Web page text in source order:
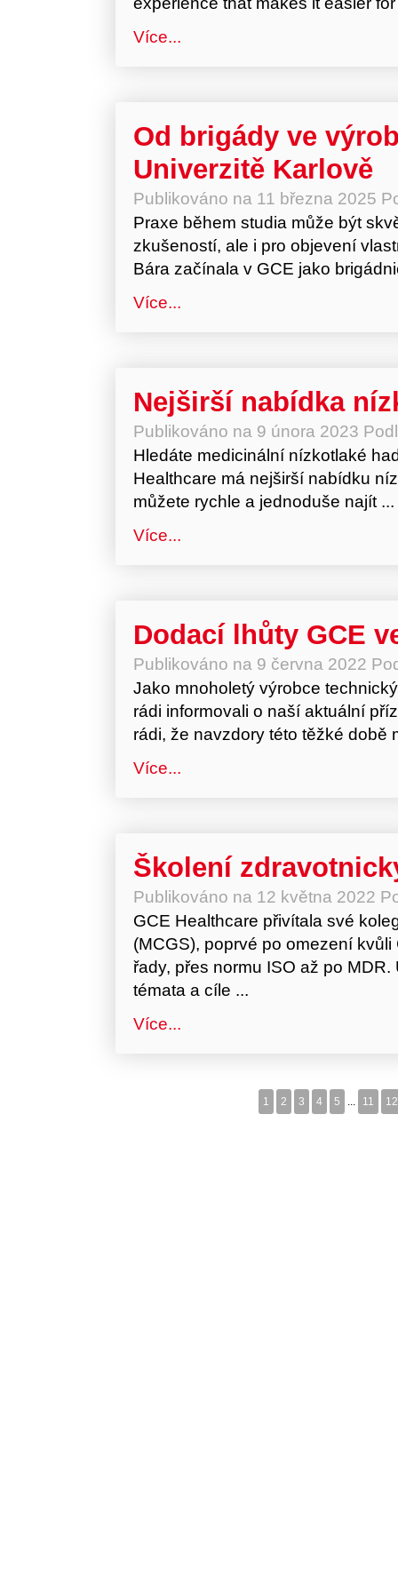
Více...
Od brigády ve
Univerzitě Karlově
Publikováno na 11 března 2025
Praxe během studia může být
zkušeností, ale i pro objevení
Bára začínala v GCE jako
Více...
Nejširší nabídka
Publikováno na 9 února 2023
Hledáte medicinální nízkotlaké
Healthcare má nejširší nabídku
můžete rychle a jednoduše najít ...
Více...
Dodací lhůty GCE
Publikováno na 9 června 2022
Jako mnoholetý výrobce
rádi informovali o naší aktuální
rádi, že navzdory této těžké době
Více...
Školení
Publikováno na 12 května 2022
GCE Healthcare přivítala své
(MCGS), poprvé po omezení
řady, přes normu ISO až po
témata a cíle ...
Více...
1 2 3 4 5 ... 11 12